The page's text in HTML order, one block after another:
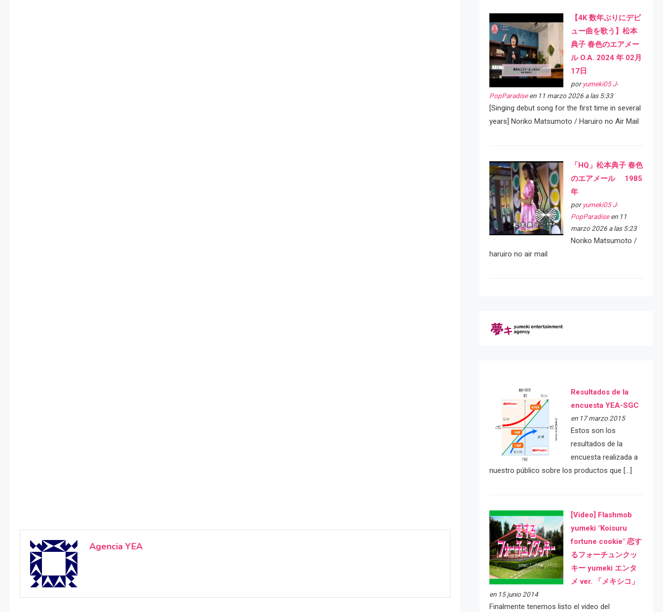
Agencia YEA
【4K 数年ぶりにデビ
ュー曲を歌う】松本
典子 春色のエアメー
ル O.A. 2024 年 02月
17日
por yumeki05 J-
PopParadiseen 11 marzo 2026 a las 5:33
[Singing debut song for the first time in several
years] Noriko Matsumoto / Haruiro no Air Mail
「HQ」松本典子 春色
のエアメール 1985
年
por yumeki05 J-
PopParadiseen 11
marzo 2026 a las 5:23
Noriko Matsumoto /
haruiro no air mail
Resultados de la
encuesta YEA-SGC
en 17 marzo 2015
Estos son los
resultados de la
encuesta realizada a
nuestro público sobre los productos que […]
[Video] Flashmob
yumeki "Koisuru
fortune cookie" 恋す
るフォーチュンクッ
キー yumeki エンタ
メ ver. 「メキシコ」
en 15 junio 2014
Finalmente tenemos listo el video del